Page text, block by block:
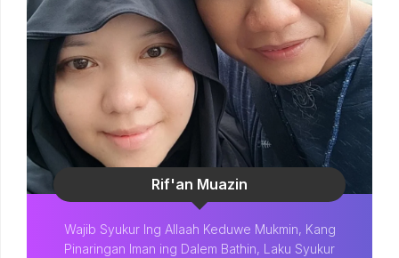
Rif'an Muazin
Wajib Syukur Ing Allaah Keduwe Mukmin, Kang
Pinaringan Iman ing Dalem Bathin, Laku Syukur